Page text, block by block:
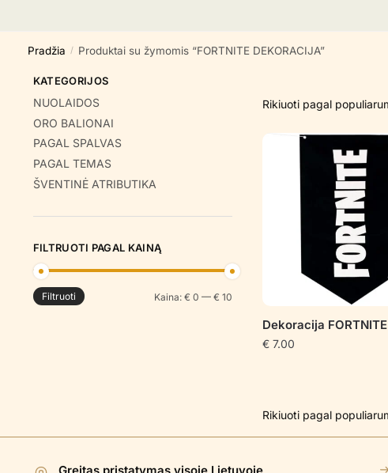
Pradžia / Produktai su žymomis “FORTNITE DEKORACIJA”
Dekoracija FORTNITE
€7.00
KATEGORIJOS
NUOLAIDOS
ORO BALIONAI
PAGAL SPALVAS
PAGAL TEMAS
ŠVENTINĖ ATRIBUTIKA
FILTRUOTI PAGAL KAINĄ
Min
Maks
Filtruoti Kaina: € 0 — € 10